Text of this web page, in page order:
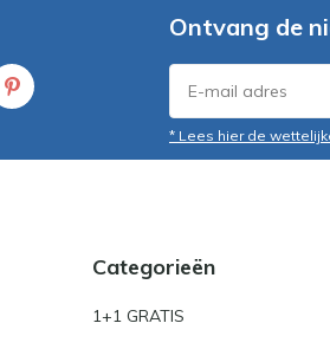
Ontvang de
* Lees hier de
Categorieën
1+1 GRATIS